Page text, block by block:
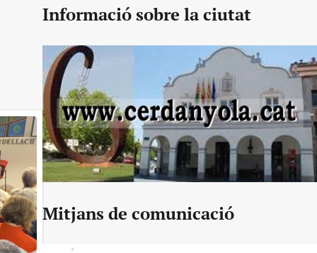
Informació sobre la ciutat
Mitjans de comunicació